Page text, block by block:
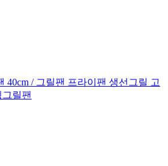
40cm / 그릴팬 프라이팬 생선그릴 고
그릴팬